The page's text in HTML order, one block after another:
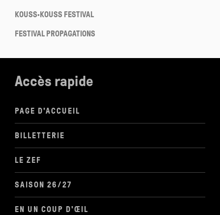
KOUSS·KOUSS FESTIVAL
FESTIVAL PROPAGATIONS
Accès rapide
PAGE D'ACCUEIL
BILLETTERIE
LE ZEF
SAISON 26/27
EN UN COUP D'ŒIL